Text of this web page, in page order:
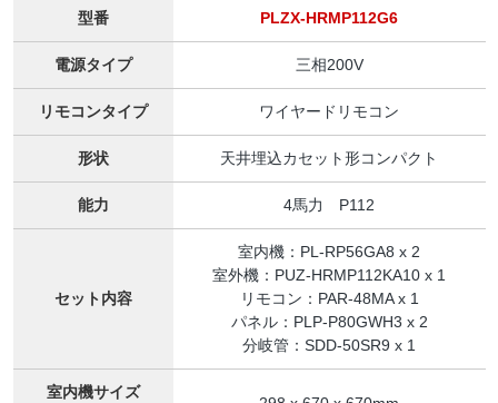
型番 PLZX-HRMP112G6
電源タイプ 三相200V
リモコンタイプ ワイヤードリモコン
形状 天井埋込カセット形コンパクト
能力 4馬力 P112
セット内容
室内機：PL-RP56GA8 x 2
室外機：PUZ-HRMP112KA10 x 1
リモコン：PAR-48MA x 1
パネル：PLP-P80GWH3 x 2
分岐管：SDD-50SR9 x 1
室内機サイズ